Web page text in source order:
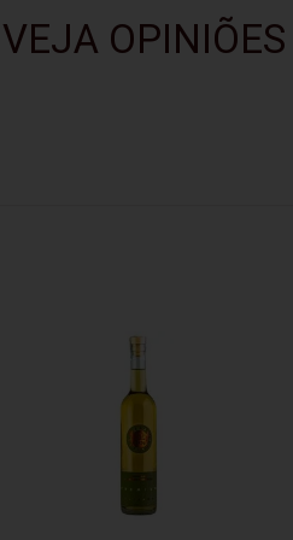
OPINIÕES